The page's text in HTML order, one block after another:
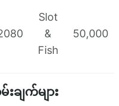
Slot
&
Fish
50,000
ချက်များ